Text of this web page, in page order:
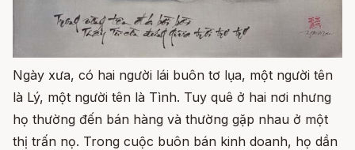
Ngày xưa, có hai người lái buôn tơ lụa, một người tên
là Lý, một người tên là Tình. Tuy quê ở hai nơi nhưng
họ thường đến bán hàng và thường gặp nhau ở một
thị trấn nọ. Trong cuộc buôn bán kinh doanh, họ dần